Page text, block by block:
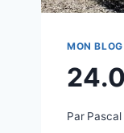
MON BLOG
Par Pascal